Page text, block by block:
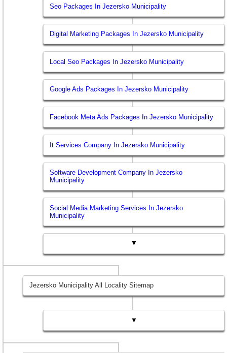
Seo Packages In Jezersko Municipality
Digital Marketing Packages In Jezersko Municipality
Local Seo Packages In Jezersko Municipality
Google Ads Packages In Jezersko Municipality
Facebook Meta Ads Packages In Jezersko Municipality
It Services Company In Jezersko Municipality
Software Development Company In Jezersko
Municipality
Social Media Marketing Services In Jezersko
Municipality
▼
Jezersko Municipality All Locality Sitemap
▼